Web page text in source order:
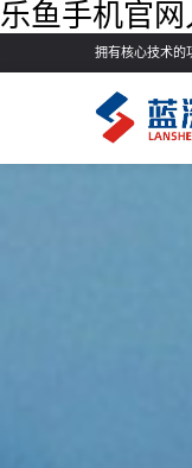
乐鱼手机官网
拥有核心技术的